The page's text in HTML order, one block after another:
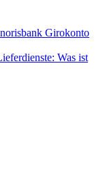
Girokonto
Was ist